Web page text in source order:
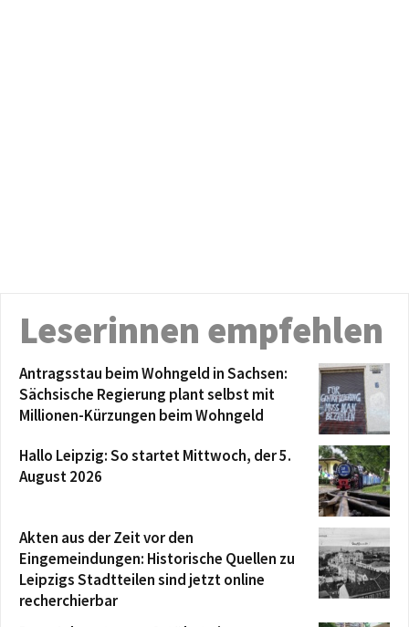
Leserinnen empfehlen
Antragsstau beim Wohngeld in Sachsen:
Sächsische Regierung plant selbst mit
Millionen-Kürzungen beim Wohngeld
Hallo Leipzig: So startet Mittwoch, der 5.
August 2026
Akten aus der Zeit vor den
Eingemeindungen: Historische Quellen zu
Leipzigs Stadtteilen sind jetzt online
recherchierbar